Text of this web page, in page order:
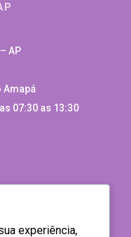
AP
Amapá
07:30 as 13:30
experiência,